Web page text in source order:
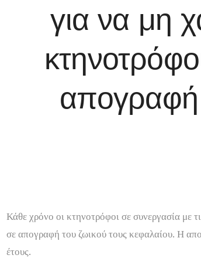
για να μη
απογραφή
Κάθε χρόνο οι κτηνοτρόφοι σε συνεργασία με
σε απογραφή του ζωικού τους κεφαλαίου. Η
έτους.